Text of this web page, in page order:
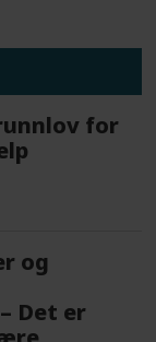
for
og
Det er